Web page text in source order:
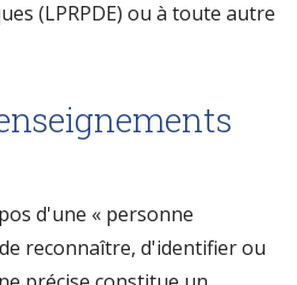
(LPRPDE) ou à toute autre
d'une « personne
reconnaître, d'identifier ou